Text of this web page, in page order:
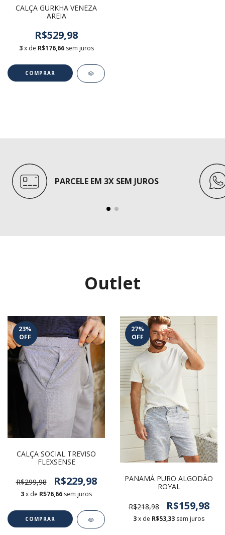
CALÇA GURKHA VENEZA
AREIA
R$529,98
3 x de R$176,66 sem juros
COMPRAR
PARCELE EM 3X SEM JUROS
Outlet
23%
OFF
CALÇA SOCIAL TREVISO
FLEXSENSE
R$299,98 R$229,98
3x de R$76,66 sem juros
COMPRAR
27%
OFF
PANAMÁ PURO ALGODÃO
ROYAL
R$218,98 R$159,98
3x de R$53,33 sem juros